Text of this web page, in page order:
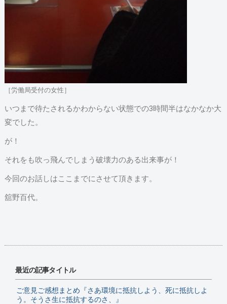
［労働局受付の女性］
いつまで待たされるかわからない状態での3時間半はなかなか大
変でした。
が！
それをも吹っ飛んでしまう破壊力のある出来事が！
今回のお話しはここまでにさせて頂きます。
舘野百代。
最近の記事タイトル
ご意見ご感想まとめ『さあ環境に抵抗しよう、死に抵抗しよ
う。そうさ生に抵抗するのさ、』